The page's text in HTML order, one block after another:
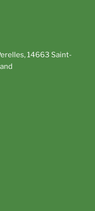
14663 Saint-